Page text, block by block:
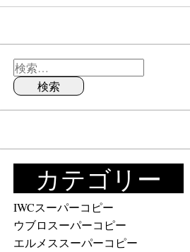
カテゴリー
IWCスーパーコピー
ウブロスーパーコピー
エルメススーパーコピー